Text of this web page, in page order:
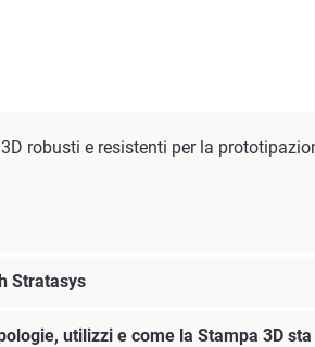
robusti e resistenti per la
Stratasys
utilizzi e come la Stampa 3D